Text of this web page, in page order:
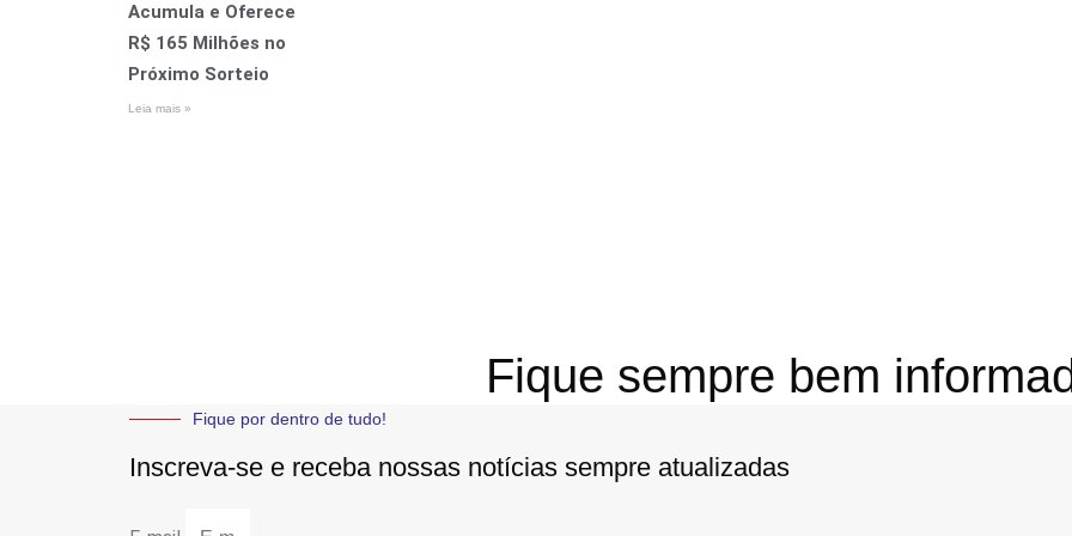
Acumula e Oferece
R$ 165 Milhões no
Próximo Sorteio
Leia mais »
Fique sempre bem
Fique por dentro de tudo!
Inscreva-se e receba nossas notícias sempre atualizadas